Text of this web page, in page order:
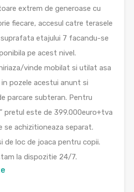
extrem de generoase cu
fiecare, accesul catre terasele
etajului 7 facandu-se
pe acest nivel.
vinde mobilat si utilat asa
pozele acestui anunt si
parcare subteran. Pentru
pretul este de 399.000euro+tva
se achizitioneaza separat.
de loc de joaca pentru copii.
la dispozitie 24/7.